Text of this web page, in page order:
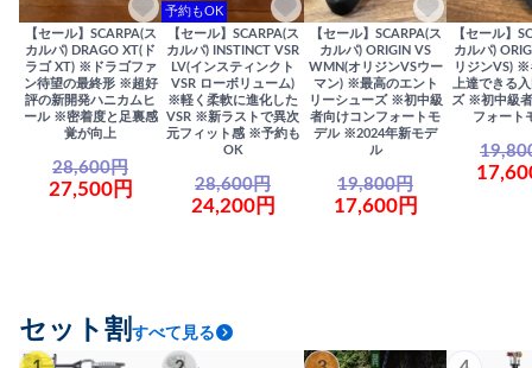
【セール】SCARPA(ス
カルパ) DRAGO XT(ド
ラゴ XT) ※ドラゴファ
ン待望の最終形 ※超好
評の新開発ハニカムヒ
ール ※密着度と足裏感
覚が向上
28,600円
27,500円
予約もOK
【セール】SCARPA(ス
カルパ) INSTINCT VSR
LV(インスティンクト
VSR ローボリューム)
※軽く柔軟に進化した
VSR ※新ラストで異次
元フィット感 ※予約も
OK
28,600円
24,200円
【セール】SCARPA(ス
カルパ) ORIGIN VS
WMN(オリジンVSウー
マン) ※最高のエント
リーシューズ ※初中級
者向けコンフォートモ
デル ※2024年新モデ
ル
19,800円
17,600円
【セール】
カルパ)
リジンVS) ※
上達できる
ズ ※初中級
フォート
セット割 すべて見る